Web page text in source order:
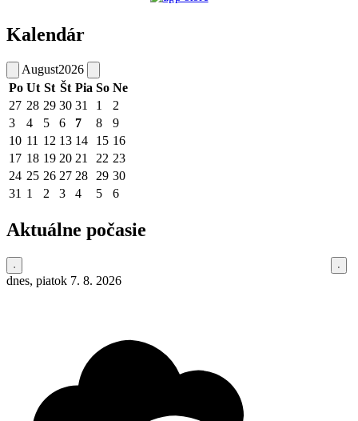
Kalendár
August2026
Po Ut St Št Pia So Ne
27 28 29 30 31 1
2
3
4 5 6 7 8
9
10 11 12 13 14 15 16
17 18 19 20 21 22 23
24 25 26 27 28 29 30
31 1 2 3 4 5 6
Aktuálne počasie
dnes, piatok 7. 8. 2026